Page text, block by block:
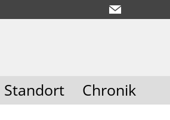
Standort Chronik